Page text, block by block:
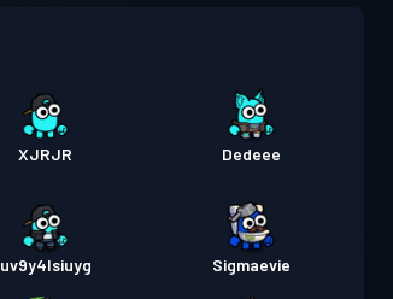
XJRJR Dedeee
uv9y4lsiuyg Sigmaevie